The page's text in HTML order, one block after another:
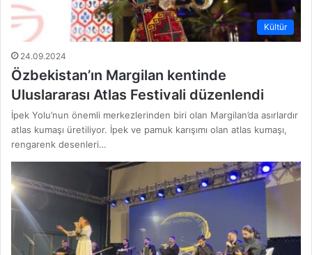
Kültür
24.09.2024
Özbekistan’ın Margilan kentinde
Uluslararası Atlas Festivali düzenlendi
İpek Yolu’nun önemli merkezlerinden biri olan Margilan’da asırlardır
atlas kumaşı üretiliyor. İpek ve pamuk karışımı olan atlas kumaşı,
rengarenk desenleri…